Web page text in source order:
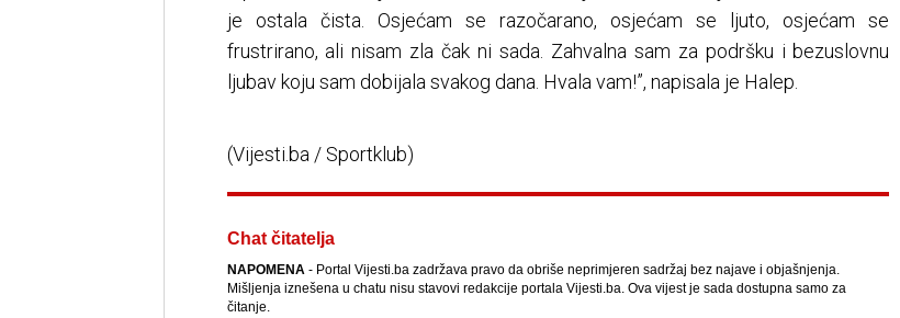
je ostala čista. Osjećam se razočarano, osjećam se ljuto, osjećam se
frustrirano, ali nisam zla čak ni sada. Zahvalna sam za podršku i bezuslovnu
ljubav koju sam dobijala svakog dana. Hvala vam!”, napisala je Halep.
(Vijesti.ba / Sportklub)
Chat čitatelja
NAPOMENA- Portal Vijesti.ba zadržava pravo da obriše neprimjeren sadržaj bez najave i objašnjenja.
Mišljenja iznešena u chatu nisu stavovi redakcije portala Vijesti.ba. Ova vijest je sada dostupna samo za
čitanje.